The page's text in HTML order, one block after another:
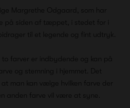
Margrethe Odgaard, som har
på siden af tæppet, i stedet for i
til et legende og fint udtryk.
farver er indbydende og kan på
og stemning i hjemmet. Det
man kan vælge hvilken farve der
anden farve vil være at syne.